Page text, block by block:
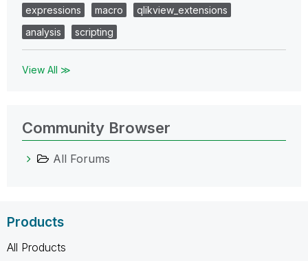
expressions
macro
qlikview_extensions
analysis
scripting
View All ≫
Community Browser
All Forums
Products
All Products